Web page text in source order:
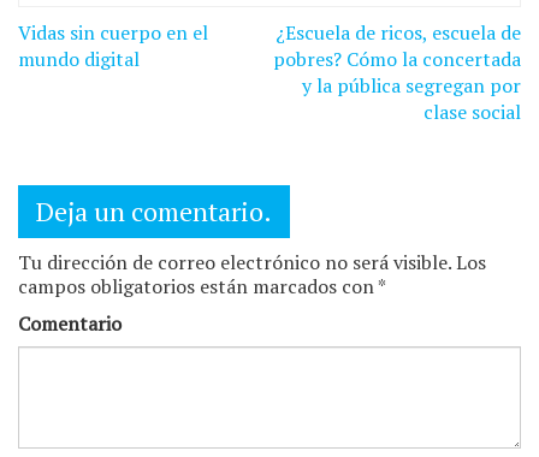
Navegación
de
Vidas sin cuerpo en el
mundo digital
¿Escuela de ricos, escuela de
pobres? Cómo la concertada
y la pública segregan por
clase social
Deja un comentario.
Tu dirección de correo electrónico no será visible. Los
campos obligatorios están marcados con *
Comentario